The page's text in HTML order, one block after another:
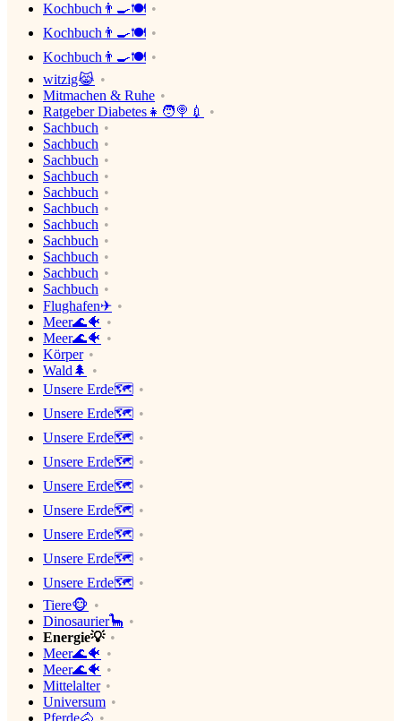
Kochbuch👨‍🍳🍽
Kochbuch👨‍🍳🍽
Kochbuch👨‍🍳🍽
witzig😹
Mitmachen & Ruhe
Ratgeber Diabetes👧🧑🍭💉
Sachbuch
Sachbuch
Sachbuch
Sachbuch
Sachbuch
Sachbuch
Sachbuch
Sachbuch
Sachbuch
Sachbuch
Sachbuch
Flughafen✈
Meer🌊🐠
Meer🌊🐠
Körper
Wald🌲
Unsere Erde🗺
Unsere Erde🗺
Unsere Erde🗺
Unsere Erde🗺
Unsere Erde🗺
Unsere Erde🗺
Unsere Erde🗺
Unsere Erde🗺
Unsere Erde🗺
Tiere🐵
Dinosaurier🦕
Energie💡
Meer🌊🐠
Meer🌊🐠
Mittelalter
Universum